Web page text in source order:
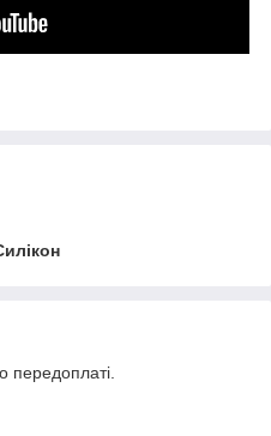
передоплаті.